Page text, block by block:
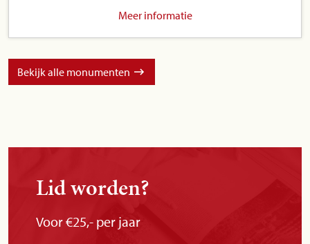
Meer informatie
Bekijk alle monumenten
Lid worden?
Voor €25,- per jaar